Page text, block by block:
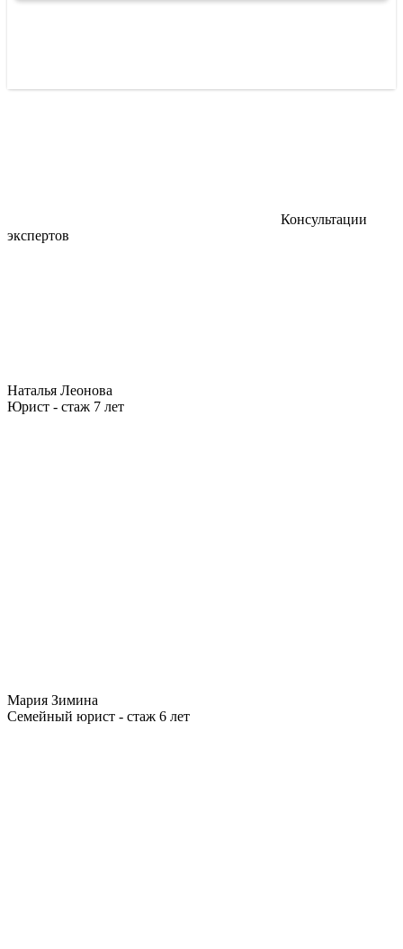
Консультации
экспертов
Наталья Леонова
Юрист - стаж 7 лет
Мария Зимина
Семейный юрист - стаж 6 лет